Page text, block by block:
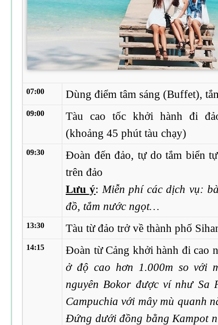
07:00 Dùng điểm tâm sáng (Buffet),
09:00
Tàu cao tốc khởi hành đi
(khoảng 45 phút tàu chạy)
09:30
Đoàn đến đảo, tự do tắm biển
trên đảo
Lưu ý: Miễn phí các dịch vụ:
đồ, tắm nước ngọt…
13:30 Tàu từ đảo trở về thành phố
14:15
Đoàn từ Cảng khởi hành đi cao
ở độ cao hơn 1.000m so với
nguyên Bokor được ví như Sa
Campuchia với mây mù quanh
Đứng dưới đồng bằng Kampot